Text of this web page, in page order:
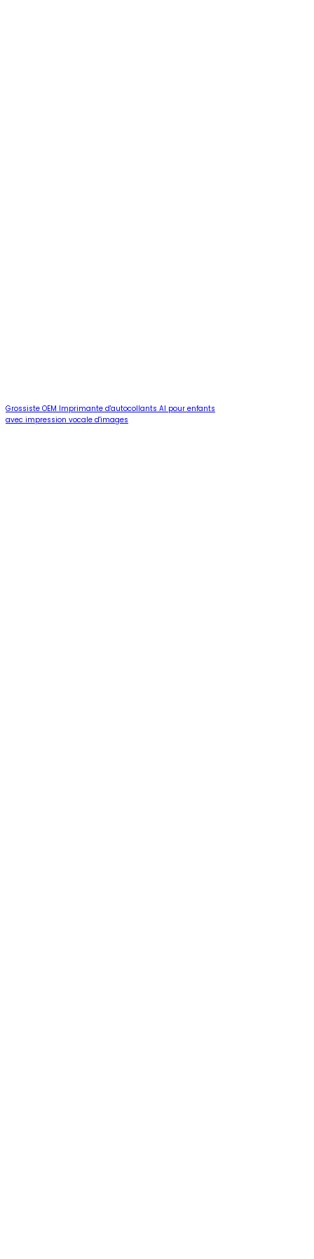
Grossiste OEM Imprimante d'autocollants AI pour enfants
avec impression vocale d'images